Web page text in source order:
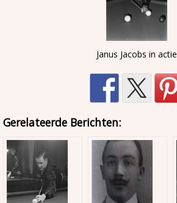
Janus Jacobs in actie
Gerelateerde Berichten: